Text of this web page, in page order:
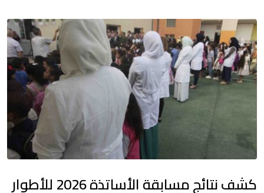
كشف نتائج مسابقة الأساتذة 2026 للأطوار